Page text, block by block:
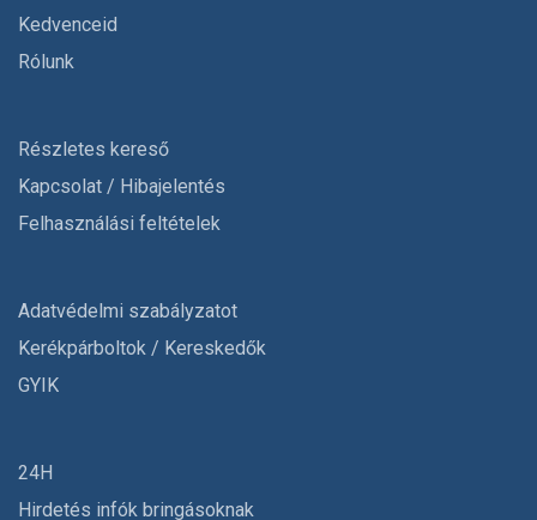
Kedvenceid
Rólunk
Részletes kereső
Kapcsolat / Hibajelentés
Felhasználási feltételek
Adatvédelmi szabályzatot
Kerékpárboltok / Kereskedők
GYIK
24H
Hirdetés infók bringásoknak